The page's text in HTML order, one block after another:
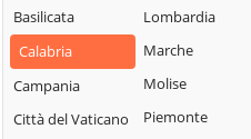
Bianchi
Bisignano
Bocchigliero
Lappano
Lattarico
Longobardi
Longobucco
Basilicata
Calabria
Campania
Città del Vaticano
Lombardia
Marche
Molise
Piemonte